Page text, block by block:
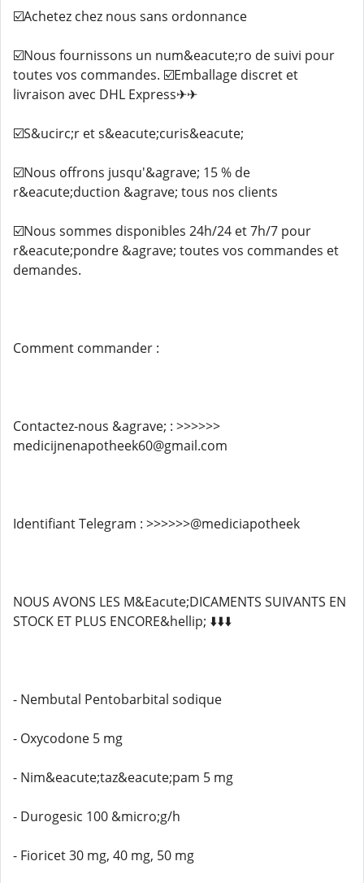
☑️Achetez chez nous sans ordonnance
☑️Nous fournissons un num&eacute;ro de suivi pour
toutes vos commandes. ☑️Emballage discret et
livraison avec DHL Express✈✈
☑️S&ucirc;r et s&eacute;curis&eacute;
☑️Nous offrons jusqu'&agrave; 15 % de
r&eacute;duction &agrave; tous nos clients
☑️Nous sommes disponibles 24h/24 et 7h/7 pour
r&eacute;pondre &agrave; toutes vos commandes et
demandes.
Comment commander :
Contactez-nous &agrave; : >>>>>>
medicijnenapotheek60@gmail.com
Identifiant Telegram : >>>>>>@mediciapotheek
NOUS AVONS LES M&Eacute;DICAMENTS SUIVANTS EN
STOCK ET PLUS ENCORE&hellip; ⬇️⬇️⬇️
- Nembutal Pentobarbital sodique
- Oxycodone 5 mg
- Nim&eacute;taz&eacute;pam 5 mg
- Durogesic 100 &micro;g/h
- Fioricet 30 mg, 40 mg, 50 mg